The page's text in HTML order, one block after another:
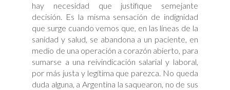
hay necesidad que justifique semejante
decisión. Es la misma sensación de indignidad
que surge cuando vemos que, en las líneas de la
sanidad y salud, se abandona a un paciente, en
medio de una operación a corazón abierto, para
sumarse a una reivindicación salarial y laboral,
por más justa y legítima que parezca. No queda
duda alguna, a Argentina la saquearon, no de sus